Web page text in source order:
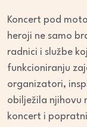
Koncert pod
heroji ne samo
radnici i službe
funkcioniranju
organizatori,
obilježila njihovu
koncert i